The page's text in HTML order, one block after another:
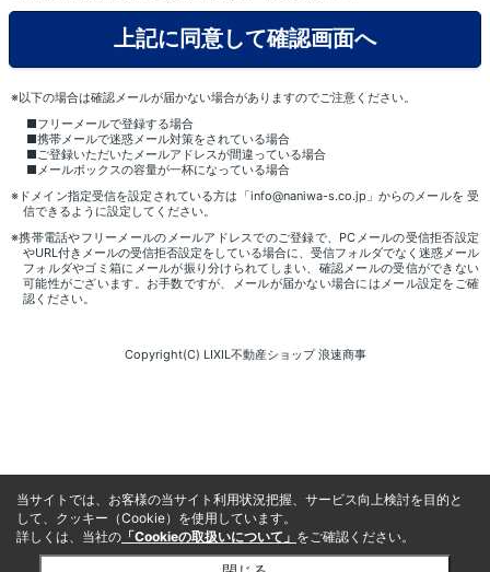
※以下の場合は確認メールが届かない場合がありますのでご注意ください。
■フリーメールで登録する場合
■携帯メールで迷惑メール対策をされている場合
■ご登録いただいたメールアドレスが間違っている場合
■メールボックスの容量が一杯になっている場合
※ドメイン指定受信を設定されている方は「info@naniwa-s.co.jp」からのメールを 受
信できるように設定してください。
※携帯電話やフリーメールのメールアドレスでのご登録で、PCメールの受信拒否設定
やURL付きメールの受信拒否設定をしている場合に、受信フォルダでなく迷惑メール
フォルダやゴミ箱にメールが振り分けられてしまい、確認メールの受信ができない
可能性がございます。お手数ですが、メールが届かない場合にはメール設定をご確
認ください。
Copyright(C) LIXIL不動産ショップ 浪速商事
当サイトでは、お客様の当サイト利用状況把握、サービス向上検討を目的と
して、クッキー（Cookie）を使用しています。
詳しくは、当社の 「Cookieの取扱いについて」 をご確認ください。